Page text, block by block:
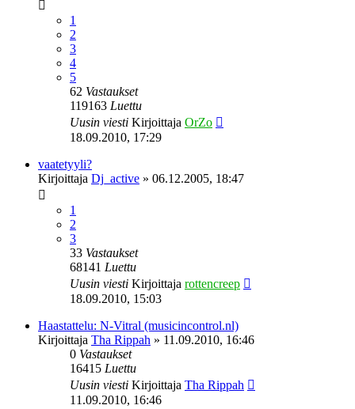
1
2
3
4
5
62 Vastaukset
119163 Luettu
Uusin viesti Kirjoittaja OrZo
18.09.2010, 17:29
vaatetyyli?
Kirjoittaja Dj_active » 06.12.2005, 18:47
1
2
3
33 Vastaukset
68141 Luettu
Uusin viesti Kirjoittaja rottencreep
18.09.2010, 15:03
Haastattelu: N-Vitral (musicincontrol.nl)
Kirjoittaja Tha Rippah » 11.09.2010, 16:46
0 Vastaukset
16415 Luettu
Uusin viesti Kirjoittaja Tha Rippah
11.09.2010, 16:46